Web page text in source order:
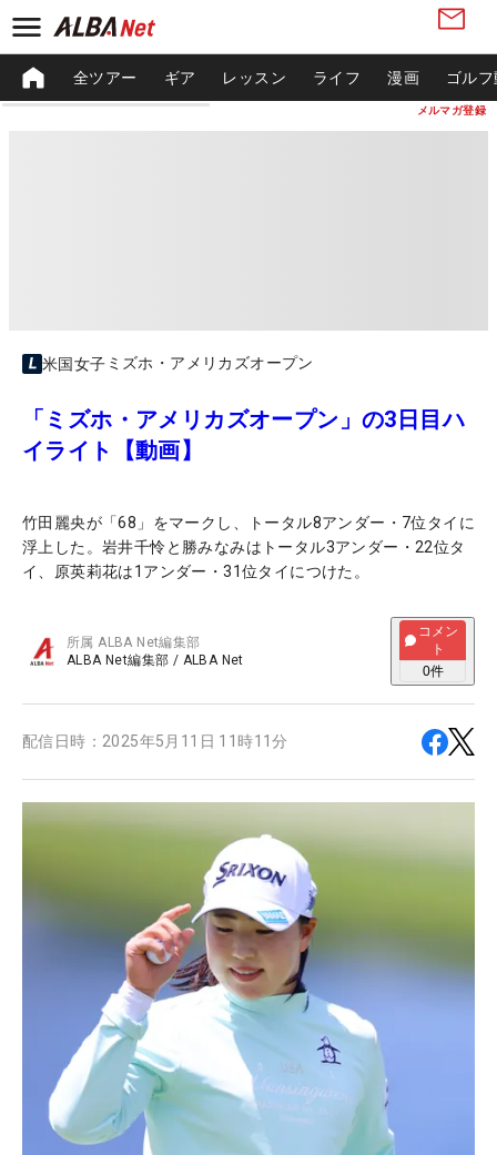
メルマガ登録
全ツアー ギア レッスン ライフ 漫画 ゴル
米国女子 ミズホ・アメリカズオープン
「ミズホ・アメリカズオープン」の3日目ハ
イライト【動画】
竹田麗央が「68」をマークし、トータル8アンダー・7位タイに
浮上した。岩井千怜と勝みなみはトータル3アンダー・22位タ
イ、原英莉花は1アンダー・31位タイにつけた。
所属ALBA Net編集部
ALBA Net編集部 / ALBA Net
コメン
ト
0件
配信日時： 2025年5月11日 11時11分